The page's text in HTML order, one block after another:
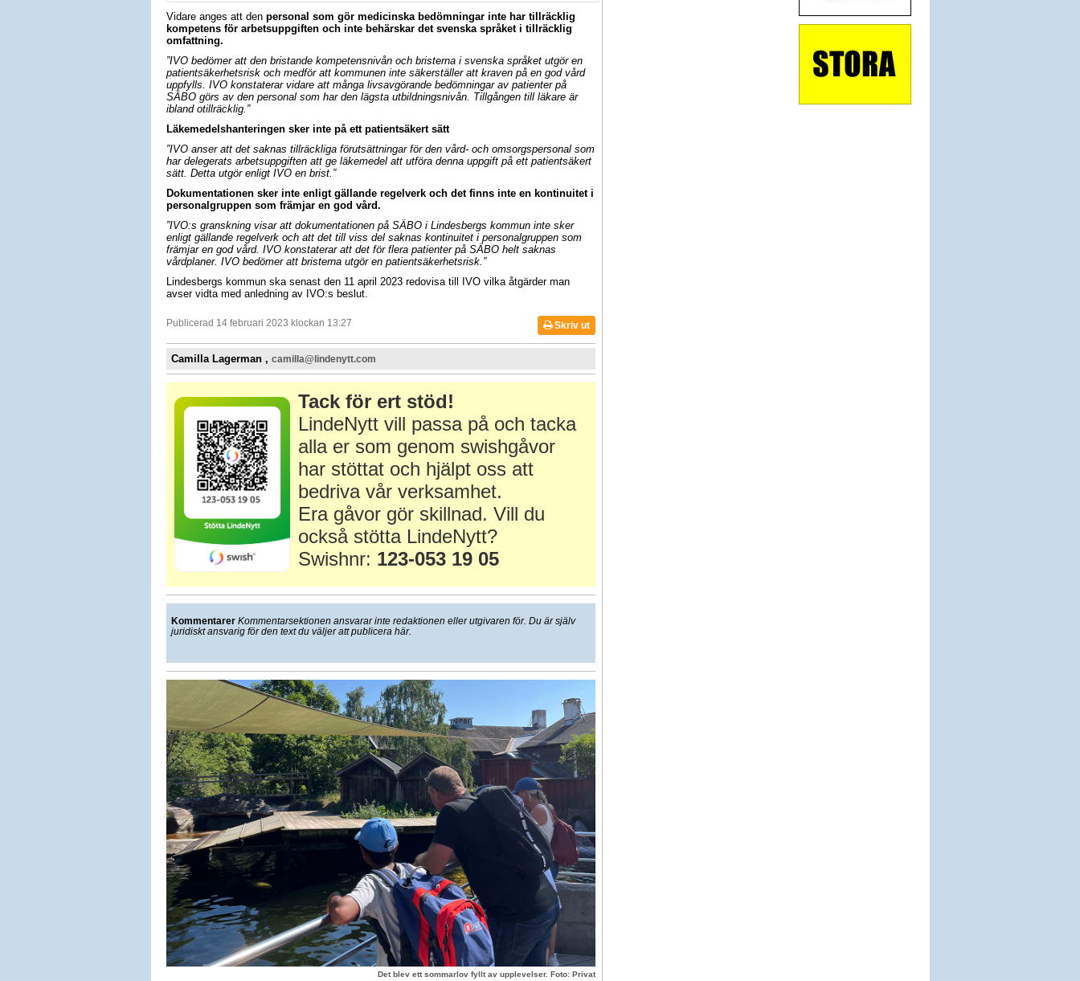
Vidare anges att den personal som gör medicinska bedömningar inte har tillräcklig
kompetens för arbetsuppgiften och inte behärskar det svenska språket i tillräcklig
omfattning.
”IVO bedömer att den bristande kompetensnivån och bristerna i svenska språket utgör en
patientsäkerhetsrisk och medför att kommunen inte säkerställer att kraven på en god vård
uppfylls. IVO konstaterar vidare att många livsavgörande bedömningar av patienter på
SÄBO görs av den personal som har den lägsta utbildningsnivån. Tillgången till läkare är
ibland otillräcklig.”
Läkemedelshanteringen sker inte på ett patientsäkert sätt
”IVO anser att det saknas tillräckliga förutsättningar för den vård- och omsorgspersonal som
har delegerats arbetsuppgiften att ge läkemedel att utföra denna uppgift på ett patientsäkert
sätt. Detta utgör enligt IVO en brist.”
Dokumentationen sker inte enligt gällande regelverk och det finns inte en kontinuitet i
personalgruppen som främjar en god vård.
”IVO:s granskning visar att dokumentationen på SÄBO i Lindesbergs kommun inte sker
enligt gällande regelverk och att det till viss del saknas kontinuitet i personalgruppen som
främjar en god vård. IVO konstaterar att det för flera patienter på SÄBO helt saknas
vårdplaner. IVO bedömer att bristerna utgör en patientsäkerhetsrisk.”
Lindesbergs kommun ska senast den 11 april 2023 redovisa till IVO vilka åtgärder man
avser vidta med anledning av IVO:s beslut.
Publicerad 14 februari 2023 klockan 13:27 Skriv ut
Camilla Lagerman , camilla@lindenytt.com
Tack för ert stöd!
LindeNytt vill passa på och tacka
alla er som genom swishgåvor
har stöttat och hjälpt oss att
bedriva vår verksamhet.
Era gåvor gör skillnad. Vill du
också stötta LindeNytt?
Swishnr: 123-053 19 05
Kommentarer Kommentarsektionen ansvarar inte redaktionen eller utgivaren för. Du är själv
juridiskt ansvarig för den text du väljer att publicera här.
Det blev ett sommarlov fyllt av upplevelser. Foto: Privat